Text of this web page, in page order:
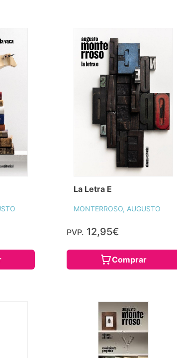
La Letra E
MONTERROSO, AUGUSTO
PVP. 12,95€
Comprar